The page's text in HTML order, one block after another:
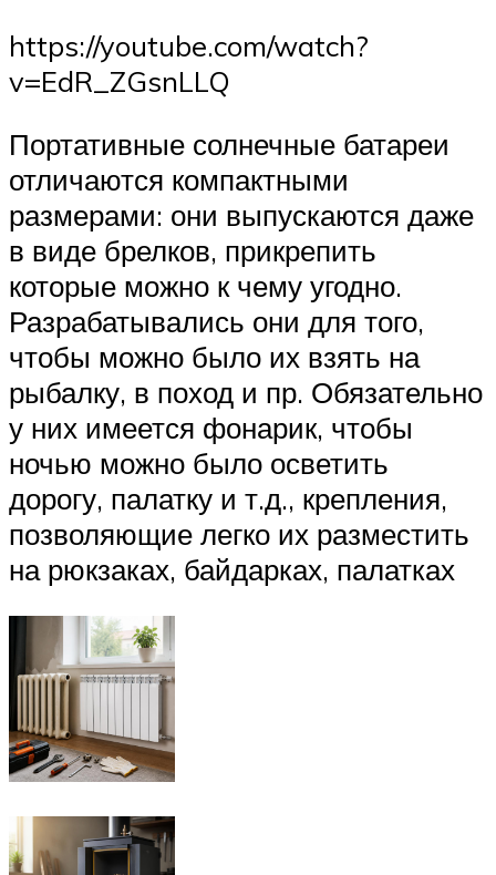
https://youtube.com/watch?
v=EdR_ZGsnLLQ
Портативные солнечные батареи
отличаются компактными
размерами: они выпускаются даже
в виде брелков, прикрепить
которые можно к чему угодно.
Разрабатывались они для того,
чтобы можно было их взять на
рыбалку, в поход и пр. Обязательно
у них имеется фонарик, чтобы
ночью можно было осветить
дорогу, палатку и т.д., крепления,
позволяющие легко их разместить
на рюкзаках, байдарках, палатках